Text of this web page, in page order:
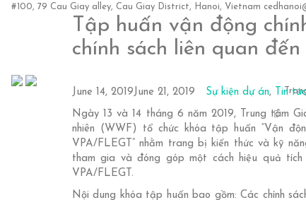
#100, 79 Cau Giay alley, Cau Giay District, Hanoi, Vietnam
Tập huấn vận động
chính sách liên quan
June 14, 2019June 21, 2019 Sự kiện dự án, Tin tức
Ngày 13 và 14 tháng 6 năm 2019, Trung tâm
nhiên (WWF) tổ chức khóa tập huấn “Vận
VPA/FLEGT” nhằm trang bị kiến thức và kỹ
tham gia và đóng góp một cách hiệu quả
VPA/FLEGT.
Nội dung khóa tập huấn bao gồm: Các chính